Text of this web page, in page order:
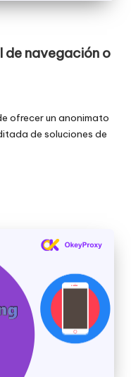
navegación o
ofrecer un anonimato
de soluciones de